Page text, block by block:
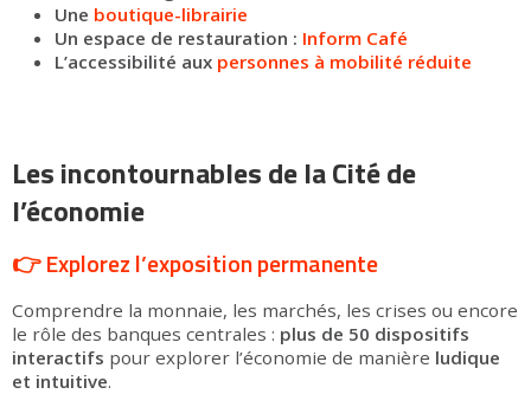
Une boutique-librairie
Un espace de restauration : Inform Café
L’accessibilité aux personnes à mobilité réduite
Les incontournables de la Cité de
l’économie
👉 Explorez l’exposition permanente
Comprendre la monnaie, les marchés, les crises ou encore
le rôle des banques centrales : plus de 50 dispositifs
interactifs pour explorer l’économie de manière ludique
et intuitive.